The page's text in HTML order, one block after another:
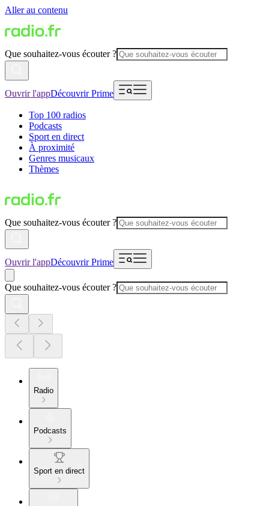
Aller au contenu
Que souhaitez-vous écouter ?
Ouvrir l'appDécouvrir Prime
Top 100 radios
Podcasts
Sport en direct
À proximité
Genres musicaux
Thèmes
Que souhaitez-vous écouter ?
Ouvrir l'appDécouvrir Prime
Que souhaitez-vous écouter ?
Radio
Podcasts
Sport en direct